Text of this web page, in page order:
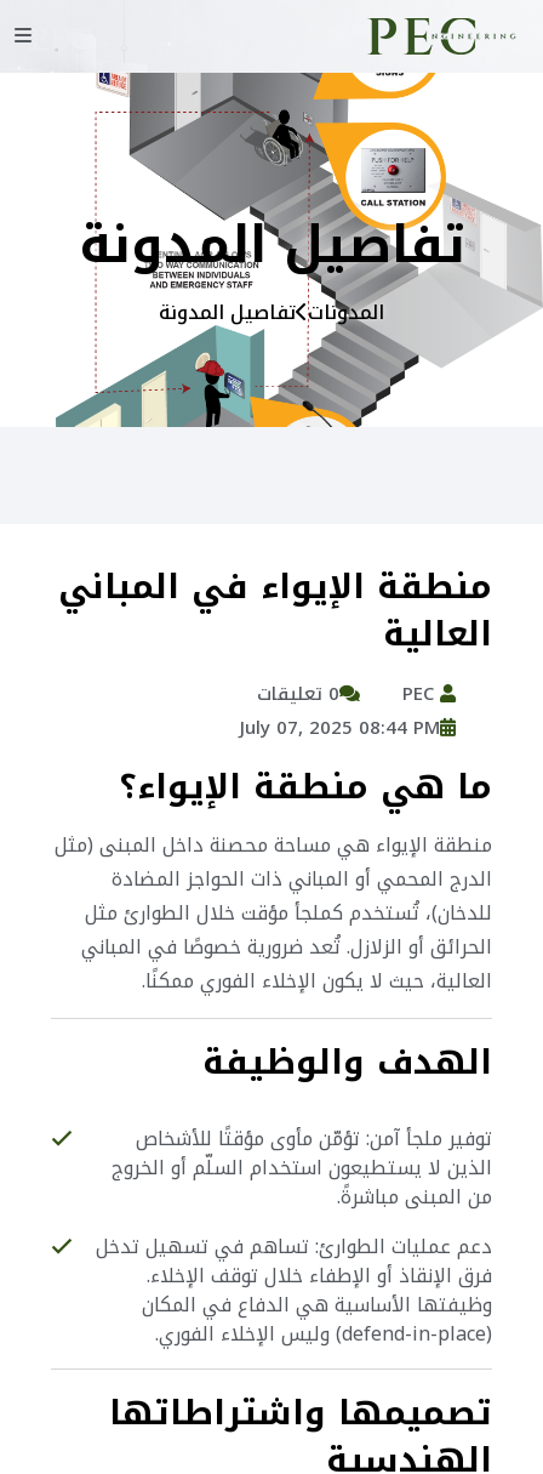
تفاصيل المدونة
المدونات تفاصيل المدونة
منطقة الإيواء في المباني
العالية
0 تعليقات
July 07, 2025 08:44 PM
ما هي منطقة الإيواء؟
منطقة الإيواء هي مساحة محصنة داخل المبنى (مثل
الدرج المحمي أو المباني ذات الحواجز المضادة
للدخان)، تُستخدم كملجأ مؤقت خلال الطوارئ مثل
الحرائق أو الزلازل. تُعد ضرورية خصوصًا في المباني
العالية، حيث لا يكون الإخلاء الفوري ممكنًا.
الهدف والوظيفة
توفير ملجأ آمن: تؤمّن مأوى مؤقتًا للأشخاص
الذين لا يستطيعون استخدام السلّم أو الخروج
من المبنى مباشرةً.
دعم عمليات الطوارئ: تساهم في تسهيل تدخل
فرق الإنقاذ أو الإطفاء خلال توقف الإخلاء.
وظيفتها الأساسية هي الدفاع في المكان
(defend-in-place) وليس الإخلاء الفوري.
تصميمها واشتراطاتها
الهندسية